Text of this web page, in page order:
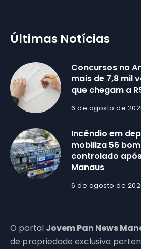
Últimas Notícias
Concursos no
mais de 7,8 mil
que chegam a
6 de agosto de
Incêndio em
mobiliza 56
controlado
Manaus
6 de agosto de
O portal Jovem Pan News
de propriedade exclusiva